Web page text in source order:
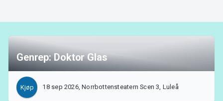
Genrep: Doktor Glas
Kjøp 18 sep 2026, Norrbottensteatern Scen 3, Luleå